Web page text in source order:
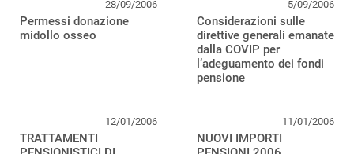
28/09/2006
Permessi donazione
midollo osseo
5/09/2006
Considerazioni sulle
direttive generali emanate
dalla COVIP per
l’adeguamento dei fondi
pensione
12/01/2006
TRATTAMENTI
11/01/2006
NUOVI IMPORTI